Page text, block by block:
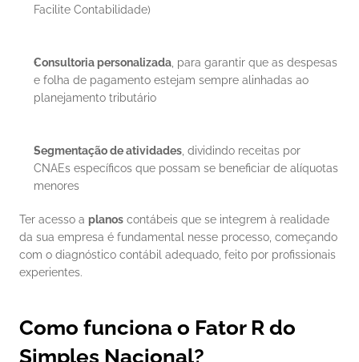
Facilite Contabilidade)
Consultoria personalizada, para garantir que as despesas
e folha de pagamento estejam sempre alinhadas ao
planejamento tributário
Segmentação de atividades, dividindo receitas por
CNAEs específicos que possam se beneficiar de alíquotas
menores
Ter acesso a planos contábeis que se integrem à realidade
da sua empresa é fundamental nesse processo, começando
com o diagnóstico contábil adequado, feito por profissionais
experientes.
Como funciona o Fator R do
Simples Nacional?